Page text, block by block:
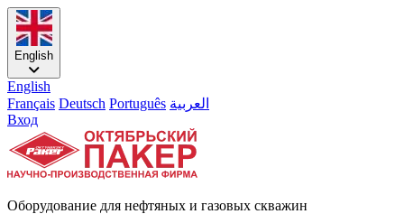
English
English
Français Deutsch Português العربية
Вход
Оборудование для нефтяных и газовых скважин